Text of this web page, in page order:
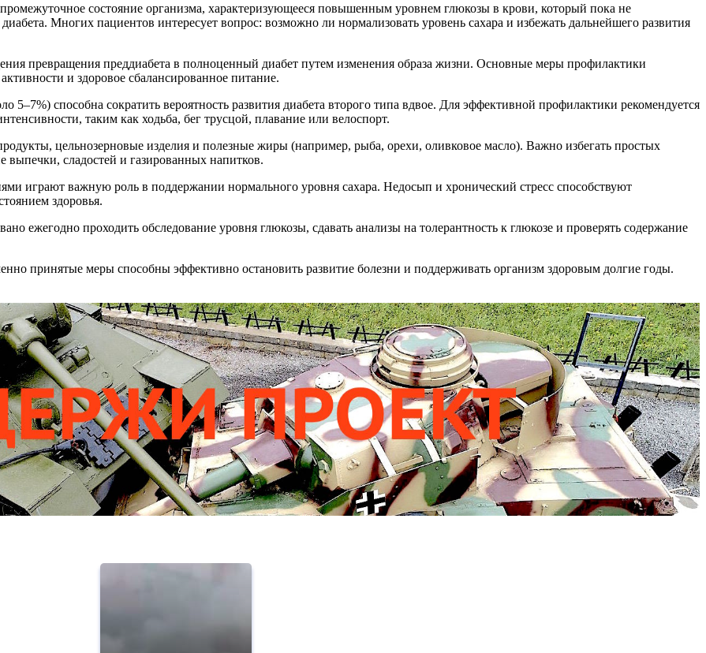
состояние организма, характеризующееся повышенным уровнем глюкозы в крови, который пока не
Многих пациентов интересует вопрос: возможно ли нормализовать уровень сахара и избежать дальнейшего развития
превращения преддиабета в полноценный диабет путем изменения образа жизни. Основные меры профилактики
и здоровое сбалансированное питание.
5–7%) способна сократить вероятность развития диабета второго типа вдвое. Для эффективной профилактики рекомендуется
таким как ходьба, бег трусцой, плавание или велоспорт.
цельнозерновые изделия и полезные жиры (например, рыба, орехи, оливковое масло). Важно избегать простых
выпечки, сладостей и газированных напитков.
играют важную роль в поддержании нормального уровня сахара. Недосып и хронический стресс способствуют
здоровья.
ежегодно проходить обследование уровня глюкозы, сдавать анализы на толерантность к глюкозе и проверять содержание
принятые меры способны эффективно остановить развитие болезни и поддерживать организм здоровым долгие годы.